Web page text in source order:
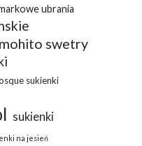
ubrania
mohito swetry
sukienki
sukienki
na jesień